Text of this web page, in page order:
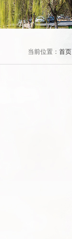
当前位置： 首页